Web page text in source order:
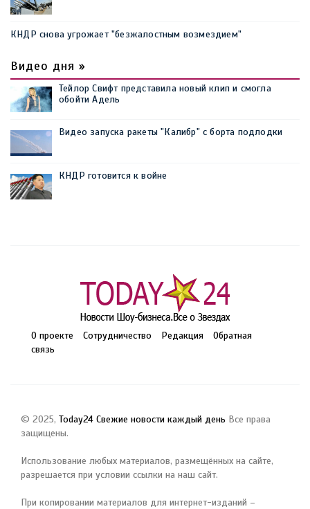
КНДР снова угрожает "безжалостным возмездием"
Видео дня »
Тейлор Свифт представила новый клип и смогла
обойти Адель
Видео запуска ракеты "Калибр" с борта подлодки
КНДР готовится к войне
О проекте Сотрудничество Редакция
Обратная
связь
© 2025, Today24 Свежие новости каждый день Все права
защищены.
Использование любых материалов, размещённых на сайте,
разрешается при условии ссылки на наш сайт.
При копировании материалов для интернет-изданий –